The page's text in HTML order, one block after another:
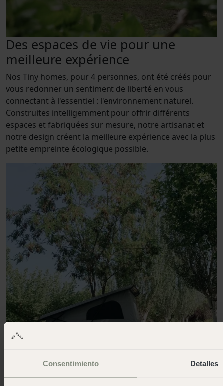
Consentimiento Detalles
Des espaces de vie pour une
meilleure expérience
Nos Tiny homes, pour 4 personnes, ont été créés pour
vous redonner un sentiment de liberté en vous
connectant à l'essentiel : l'environnement naturel.
Construites intelligemment pour offrir différents
espaces et fabriquées sur mesure, notre artisanat et
notre design créent la meilleure expérience avec la plus
petite empreinte écologique possible.